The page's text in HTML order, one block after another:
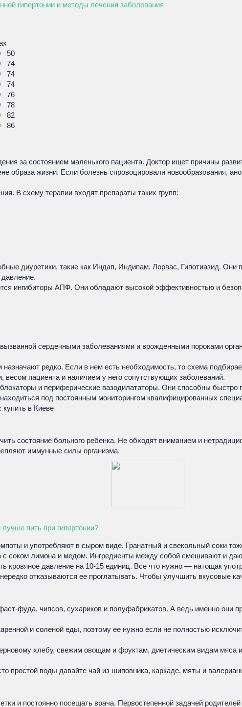
гипертонии и методы лечения заболевания
50
74
74
74
76
78
82
86
за состоянием маленького пациента. Доктор ищет причины
образа жизни. Если болезнь спровоцировали новообразования,
В схему терапии входят препараты таких групп:
диуретики, такие как Индап, Индипам, Лорвас, Гипотиазид.
ингибиторы АПФ. Они обладают высокой эффективностью и
сердечными заболеваниями и врожденными пороками
редко. Если в нем есть необходимость, то схема
весом пациента и наличием у него сопутствующих заболеваний.
и периферические вазодилататоры. Они способны быстро
под постоянным мониторингом квалифицированных
купить в Киеве
состояние больного ребенка. Не обходят вниманием и
иммунные силы организма.
пить при гипертонии?
и употребляют в сыром виде. Гранатный и свекольный соки
соком лимона и медом. Ингредиенты между собой смешивают и
кровяное давление на 10-15 единиц. Все что нужно — натощак
отказываются ее проглатывать. Чтобы улучшить вкусовые
фуда, чипсов, сухариков и полуфабрикатов. А ведь именно они
и соленой еды, поэтому ее нужно если не полностью
хлебу, свежим овощам и фруктам, диетическим видам
простой воды давайте чай из шиповника, каркаде, мяты и
и постоянно посещать врача. Первостепенной задачей